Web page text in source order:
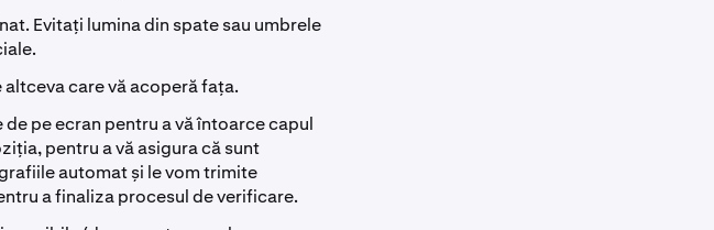
Evitați lumina din spate sau umbrele
care vă acoperă fața.
pe ecran pentru a vă întoarce capul
pentru a vă asigura că sunt
automat și le vom trimite
a finaliza procesul de verificare.